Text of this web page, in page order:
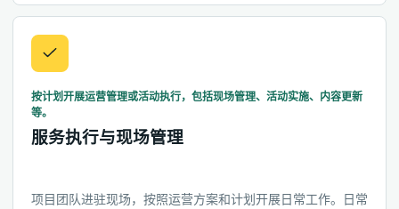
按计划开展运营管理或活动执行，包括现场管理、活动实施、内容更新
等。
服务执行与现场管理
项目团队进驻现场，按照运营方案和计划开展日常工作。日常